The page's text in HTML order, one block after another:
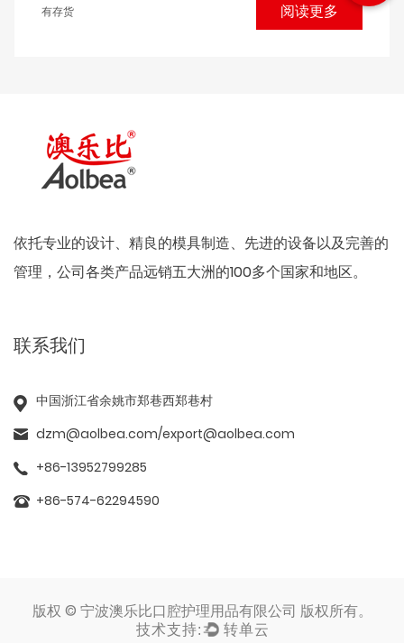
有存货 阅读更多
依托专业的设计、精良的模具制造、先进的设备以及完善的
管理，公司各类产品远销五大洲的100多个国家和地区。
联系我们
中国浙江省余姚市郑巷西郑巷村
dzm@aolbea.com/export@aolbea.com
+86-13952799285
+86-574-62294590
版权 © 宁波澳乐比口腔护理用品有限公司 版权所有。